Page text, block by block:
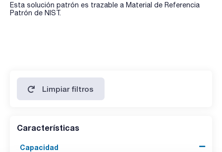
Esta solución patrón es trazable a Material de Referencia
Patrón de NIST.
Limpiar filtros
Características
Capacidad